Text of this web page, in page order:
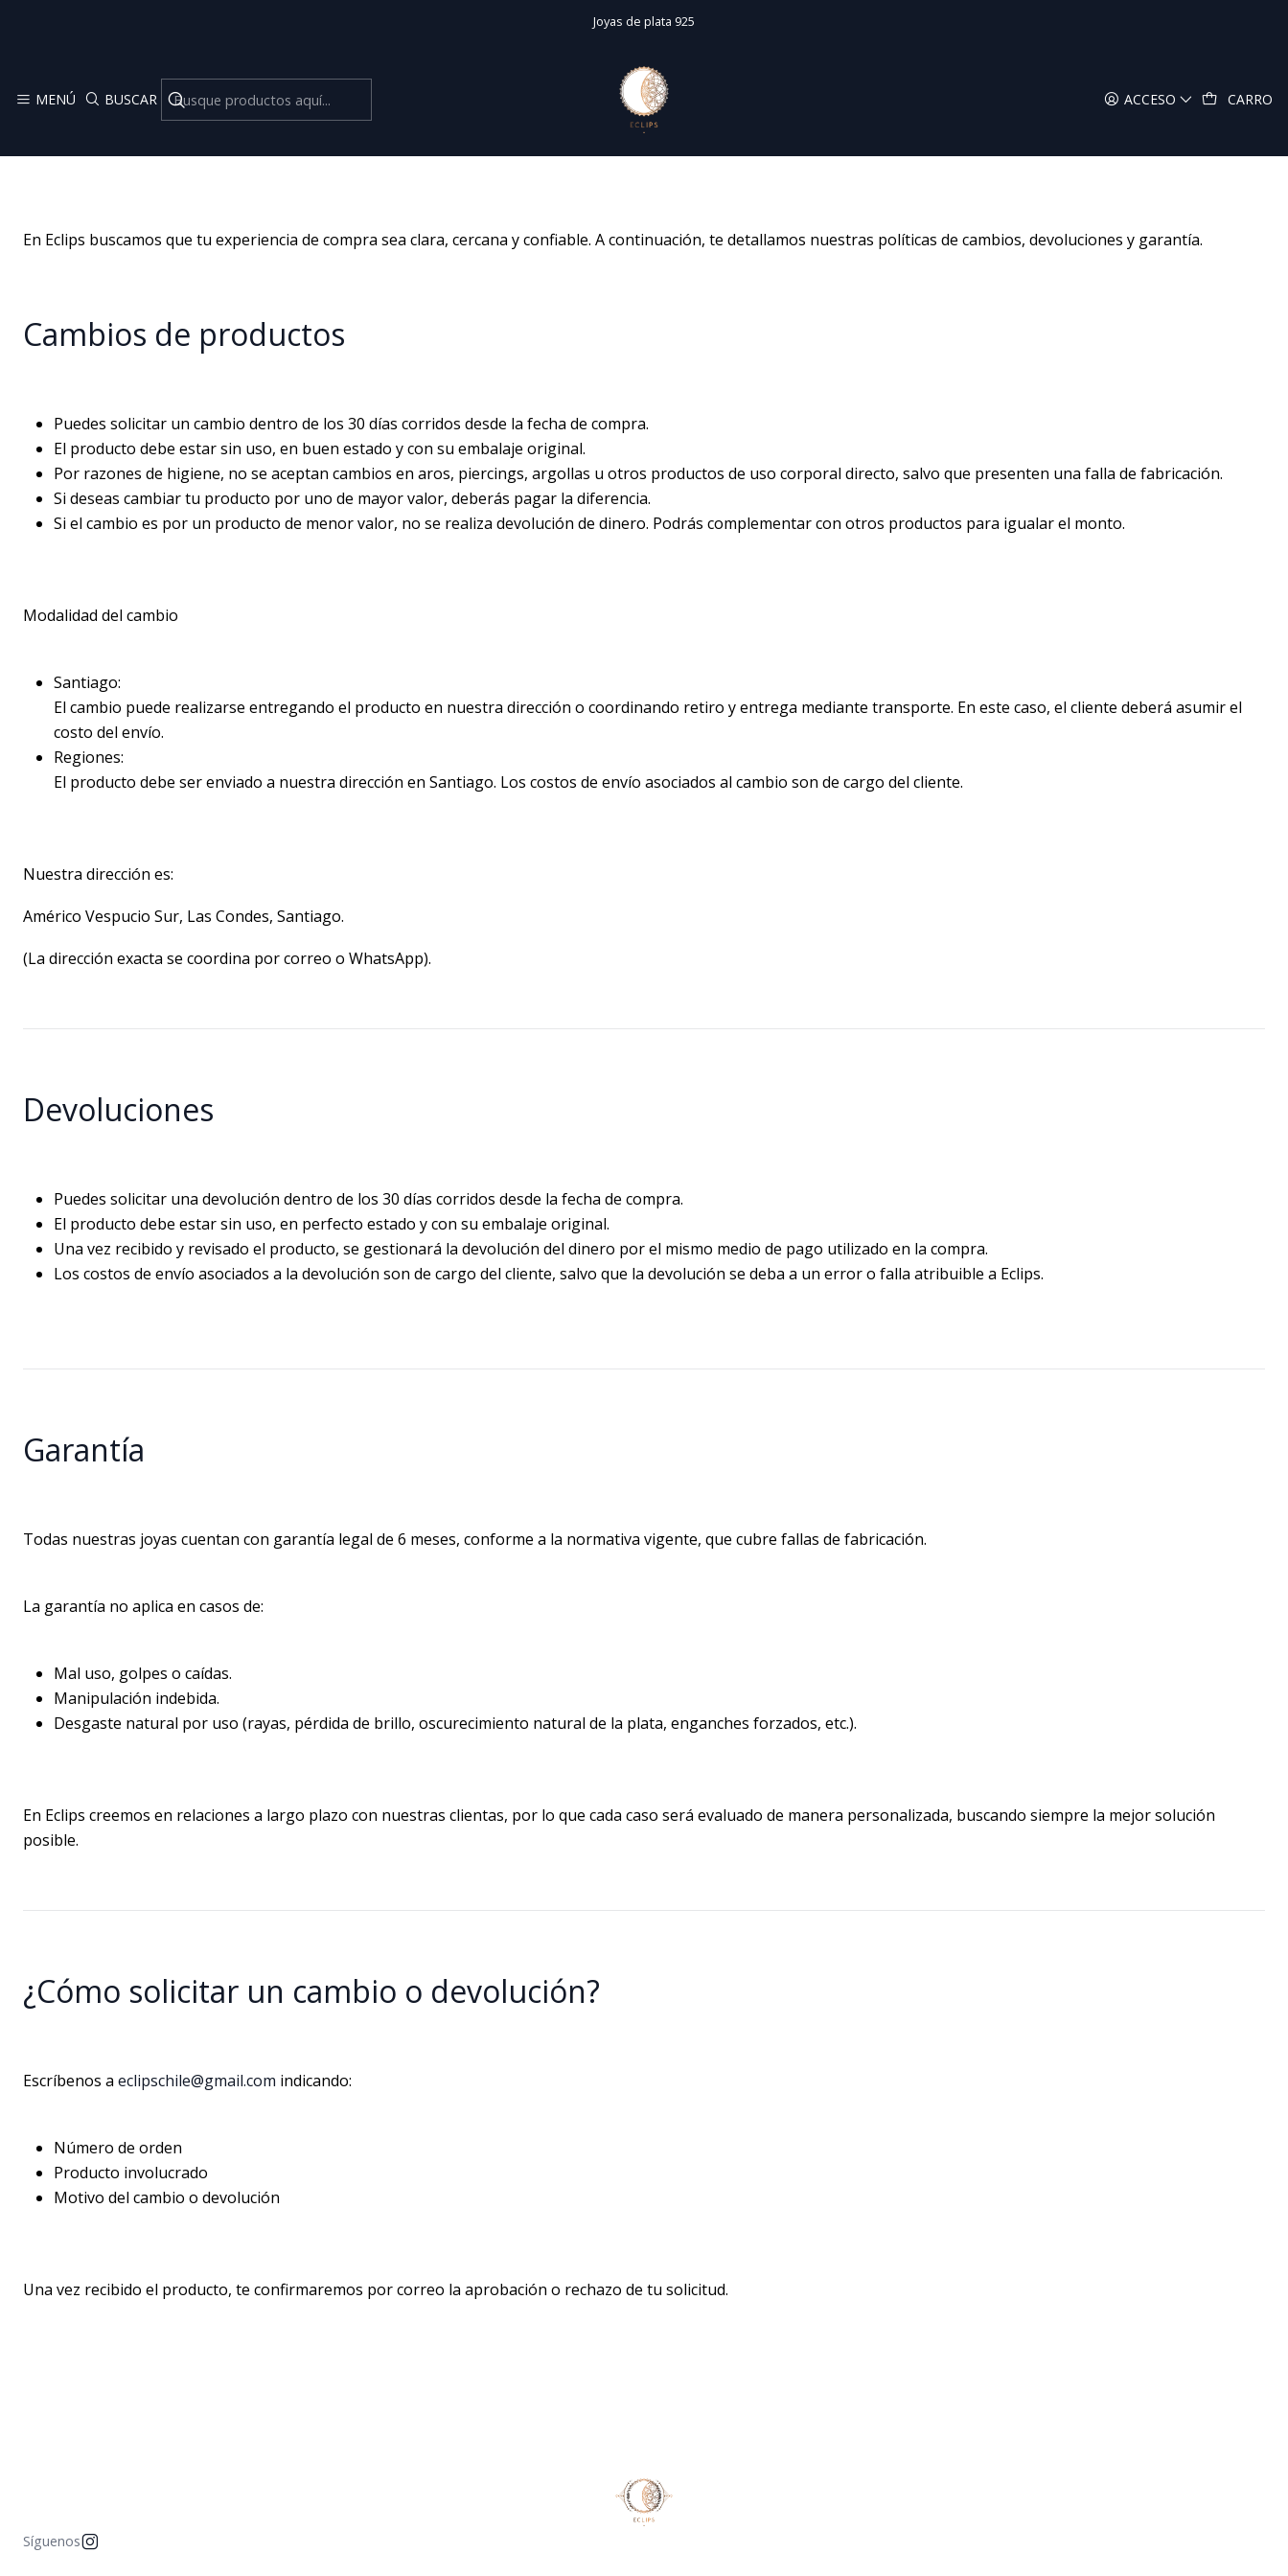
MENÚ BUSCAR ACCESO CARRO
Joyas de plata 925
Inicio Instagram
Cambios, Devoluciones y Garantía
En Eclips buscamos que tu experiencia de compra sea clara, cercana y confiable. A continuación, te detallamos nuestras políticas de cambios, devoluciones y garantía.
Cambios de productos
Puedes solicitar un cambio dentro de los 30 días corridos desde la fecha de compra.
El producto debe estar sin uso, en buen estado y con su embalaje original.
Por razones de higiene, no se aceptan cambios en aros, piercings, argollas u otros productos de uso corporal directo, salvo que presenten una falla de fabricación.
Si deseas cambiar tu producto por uno de mayor valor, deberás pagar la diferencia.
Si el cambio es por un producto de menor valor, no se realiza devolución de dinero. Podrás complementar con otros productos para igualar el monto.
Modalidad del cambio
Santiago:
El cambio puede realizarse entregando el producto en nuestra dirección o coordinando retiro y entrega mediante transporte. En este caso, el cliente deberá asumir el
costo del envío.
Regiones:
El producto debe ser enviado a nuestra dirección en Santiago. Los costos de envío asociados al cambio son de cargo del cliente.
Nuestra dirección es:
Américo Vespucio Sur, Las Condes, Santiago.
(La dirección exacta se coordina por correo o WhatsApp).
Devoluciones
Puedes solicitar una devolución dentro de los 30 días corridos desde la fecha de compra.
El producto debe estar sin uso, en perfecto estado y con su embalaje original.
Una vez recibido y revisado el producto, se gestionará la devolución del dinero por el mismo medio de pago utilizado en la compra.
Los costos de envío asociados a la devolución son de cargo del cliente, salvo que la devolución se deba a un error o falla atribuible a Eclips.
Garantía
Todas nuestras joyas cuentan con garantía legal de 6 meses, conforme a la normativa vigente, que cubre fallas de fabricación.
La garantía no aplica en casos de:
Mal uso, golpes o caídas.
Manipulación indebida.
Desgaste natural por uso (rayas, pérdida de brillo, oscurecimiento natural de la plata, enganches forzados, etc.).
En Eclips creemos en relaciones a largo plazo con nuestras clientas, por lo que cada caso será evaluado de manera personalizada, buscando siempre la mejor solución
posible.
¿Cómo solicitar un cambio o devolución?
Escríbenos a eclipschile@gmail.com indicando:
Número de orden
Producto involucrado
Motivo del cambio o devolución
Una vez recibido el producto, te confirmaremos por correo la aprobación o rechazo de tu solicitud.
Síguenos